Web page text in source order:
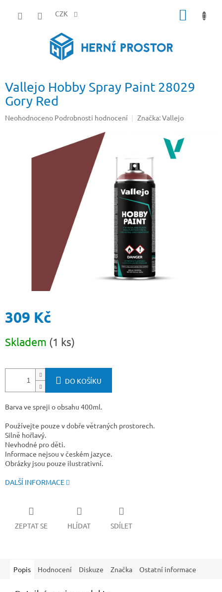
CZK
Vallejo Hobby Spray Paint 28029
Gory Red
Průměrné
Neohodnoceno Podrobnosti hodnocení Značka:Vallejo
309 Kč
cena:
Skladem (1 ks)
DO KOŠÍKU
Barva ve spreji o obsahu 400ml.
Používejte pouze v dobře větraných prostorech.
Silně hořlavý.
Nevhodné pro děti.
Informace nejsou v českém jazyce.
Obrázky jsou pouze ilustrativní.
DALŠÍ INFORMACE
ZEPTAT SE HLÍDAT SDÍLET
Popis Hodnocení Diskuze Značka Ostatní informace